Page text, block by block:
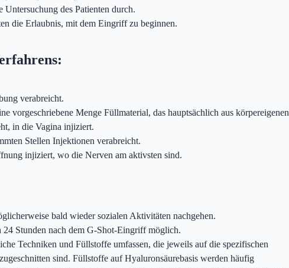
des Patienten durch.
die Erlaubnis, mit dem Eingriff zu beginnen.
verabreicht.
vorgeschriebene Menge Füllmaterial, das hauptsächlich aus körpereigenen
in die Vagina injiziert.
Stellen Injektionen verabreicht.
injiziert, wo die Nerven am aktivsten sind.
bald wieder sozialen Aktivitäten nachgehen.
Stunden nach dem G-Shot-Eingriff möglich.
Techniken und Füllstoffe umfassen, die jeweils auf die spezifischen
sind. Füllstoffe auf Hyaluronsäurebasis werden häufig